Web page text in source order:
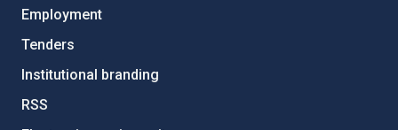
Employment
Tenders
Institutional branding
RSS